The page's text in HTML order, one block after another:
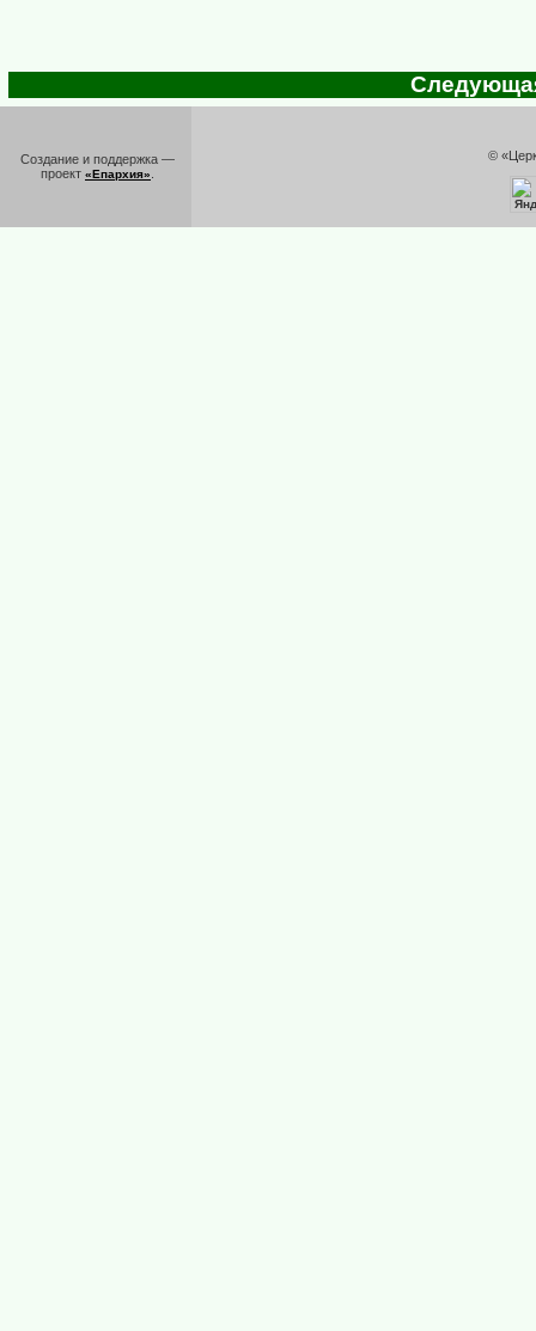
Создание и поддержка —
проект «Епархия»
©